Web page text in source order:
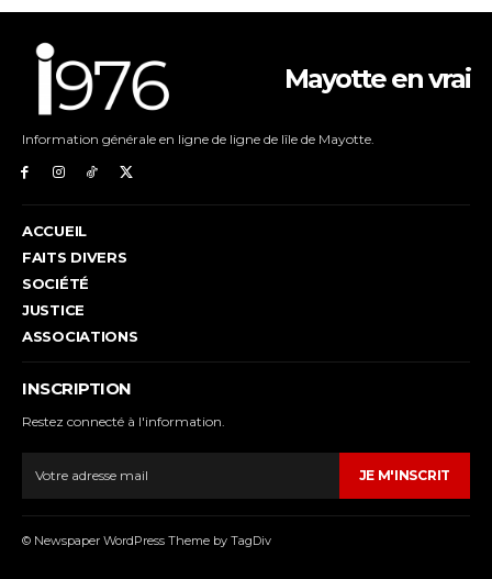
Mayotte en vrai
Information générale en ligne de ligne de lîle de Mayotte.
ACCUEIL
FAITS DIVERS
SOCIÉTÉ
JUSTICE
ASSOCIATIONS
INSCRIPTION
Restez connecté à l'information.
JE M'INSCRIT
© Newspaper WordPress Theme by TagDiv